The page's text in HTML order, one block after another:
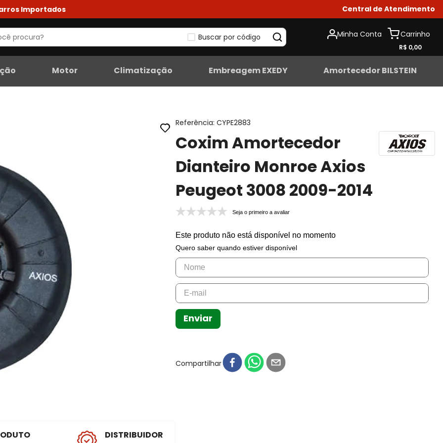
Importados Central de Atendimento
Buscar por código Minha Conta
R$ 0,00
Motor Climatização Embreagem EXEDY Amortecedor BILSTEIN
DISTRIBUIDOR
Referência:CYPE2883
Coxim Amortecedor
Dianteiro Monroe Axios
Peugeot 3008 2009-2014
Seja o primeiro a avaliar
Este produto não está disponível no momento
Quero saber quando estiver disponível
Enviar
Compartilhar